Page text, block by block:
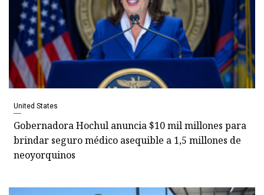
United States
Gobernadora Hochul anuncia $10 mil millones para
brindar seguro médico asequible a 1,5 millones de
neoyorquinos